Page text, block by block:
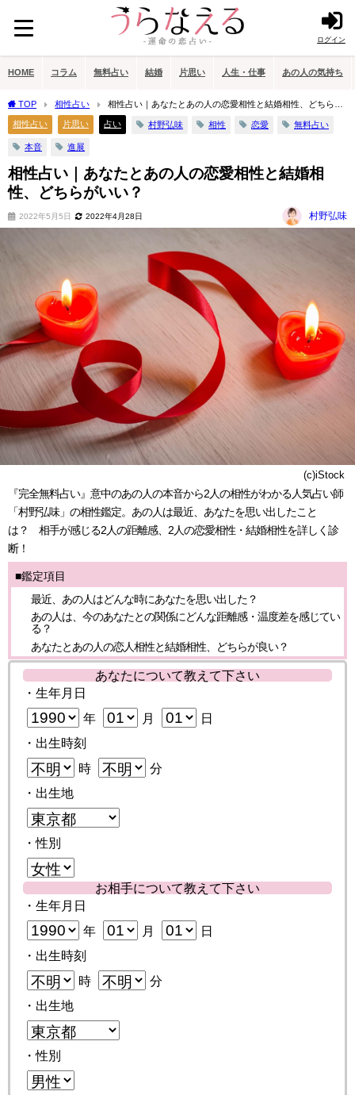
ログイン
HOME コラム 無料占い 結婚 片思い 人生・仕事 あの人の気持ち
TOP 相性占い
相性占い｜あなたとあの人の恋愛相性と結婚相性、どちらが
いい？
相性占い 片思い 占い 村野弘味 相性 恋愛 無料占い
本音 進展
相性占い｜あなたとあの人の恋愛相性と結婚相
性、どちらがいい？
2022年5月5日 2022年4月28日 村野弘味
(c)iStock
『完全無料占い』意中のあの人の本音から2人の相性がわかる人気占い師
「村野弘味」の相性鑑定。あの人は最近、あなたを思い出したこと
は？ 相手が感じる2人の距離感、2人の恋愛相性・結婚相性を詳しく診
断！
■鑑定項目
最近、あの人はどんな時にあなたを思い出した？
あの人は、今のあなたとの関係にどんな距離感・温度差を感じてい
る？
あなたとあの人の恋人相性と結婚相性、どちらが良い？
あなたについて教えて下さい
・生年月日
年 月
日
・出生時刻
時
分
・出生地
・性別
お相手について教えて下さい
・生年月日
年 月
日
・出生時刻
時
分
・出生地
・性別